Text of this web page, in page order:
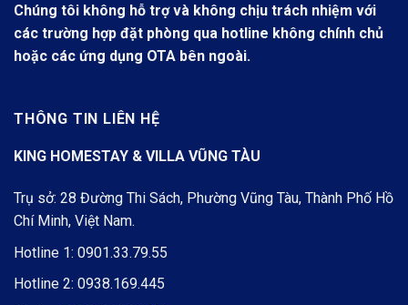
Chúng tôi không hỗ trợ và không chịu trách nhiệm với
các trường hợp đặt phòng qua hotline không chính chủ
hoặc các ứng dụng OTA bên ngoài.
THÔNG TIN LIÊN HỆ
KING HOMESTAY & VILLA VŨNG TÀU
Trụ sở: 28 Đường Thi Sách, Phường Vũng Tàu, Thành Phố Hồ
Chí Minh, Việt Nam.
Hotline 1: 0901.33.79.55
Hotline 2: 0938.169.445